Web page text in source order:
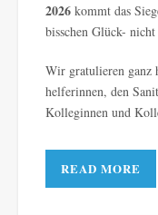
2026 kommt das
bisschen Glück-
Wir gratulieren ganz
helferinnen, den
Kolleginnen und
READ MORE